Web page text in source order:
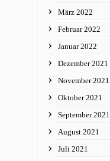
März 2022
Februar 2022
Januar 2022
Dezember 2021
November 2021
Oktober 2021
September 2021
August 2021
Juli 2021